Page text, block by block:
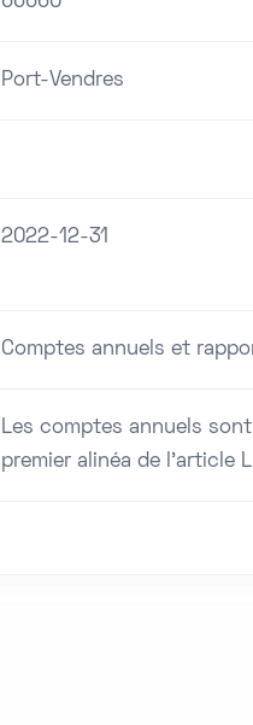
Port-Vendres
2022-12-31
Comptes annuels et
Les comptes annuels
premier alinéa de l'article